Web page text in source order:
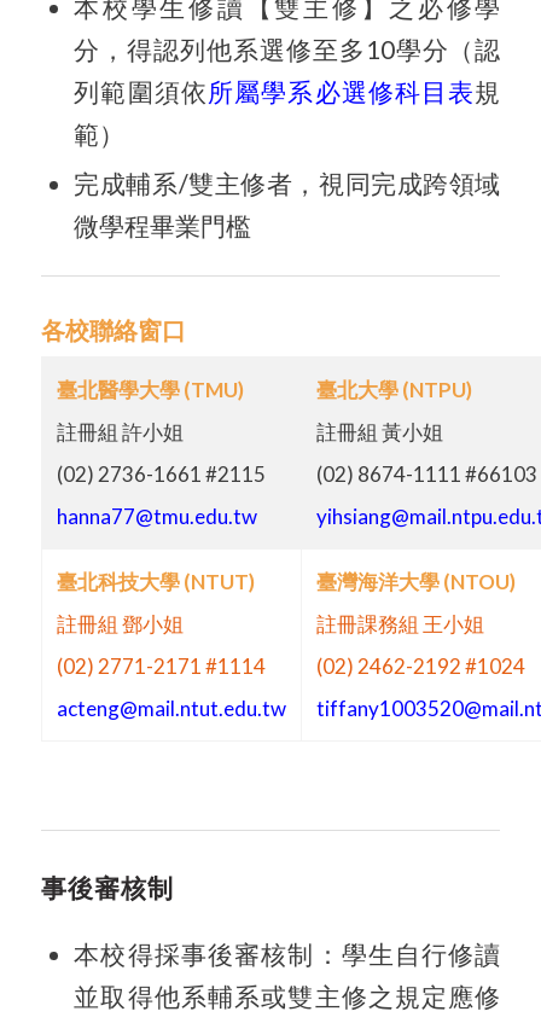
本校學生修讀【雙主修】之必修學
分，得認列他系選修至多10學分（認
列範圍須依所屬學系必選修科目表規
範）
完成輔系/雙主修者，視同完成跨領域
微學程畢業門檻
各校聯絡窗口
臺北醫學大學 (TMU)
註冊組 許小姐
(02) 2736-1661 #2115
hanna77@tmu.edu.tw
臺北大學 (NTPU)
註冊組 黃小姐
(02) 8674-1111 #66103
臺北科技大學 (NTUT)
註冊組 鄧小姐
(02) 2771-2171 #1114
acteng@mail.ntut.edu.tw
臺灣海洋大學 (NTOU)
註冊課務組 王小姐
(02) 2462-2192 #1024
事後審核制
本校得採事後審核制：學生自行修讀
並取得他系輔系或雙主修之規定應修